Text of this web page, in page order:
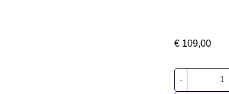
€ 109,00